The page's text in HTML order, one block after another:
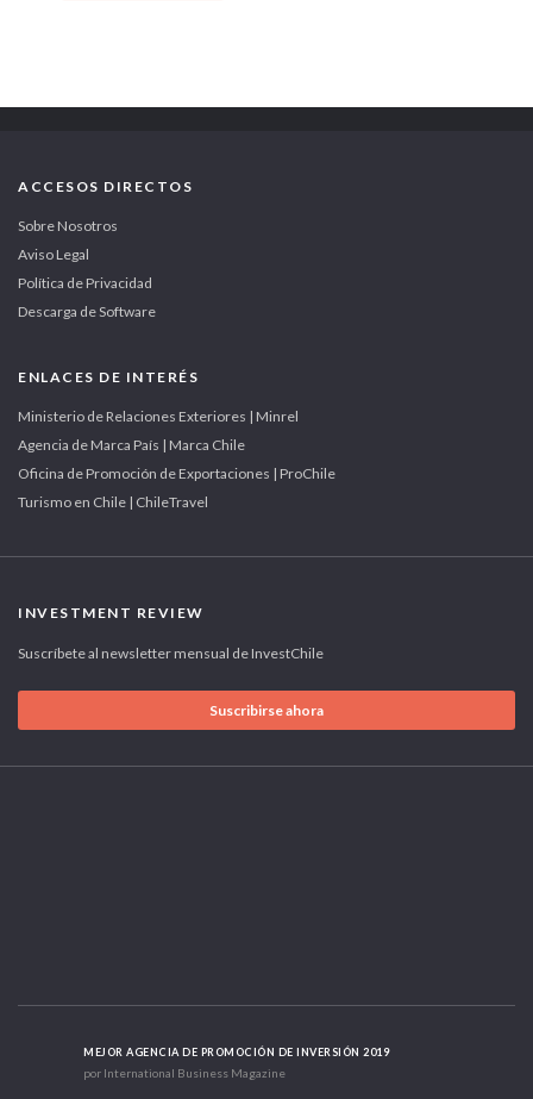
ACCESOS DIRECTOS
Sobre Nosotros
Aviso Legal
Política de Privacidad
Descarga de Software
ENLACES DE INTERÉS
Ministerio de Relaciones Exteriores | Minrel
Agencia de Marca País | Marca Chile
Oficina de Promoción de Exportaciones | ProChile
Turismo en Chile | ChileTravel
INVESTMENT REVIEW
Suscríbete al newsletter mensual de InvestChile
Suscribirse ahora
MEJOR AGENCIA DE PROMOCIÓN DE INVERSIÓN 2019
por International Business Magazine